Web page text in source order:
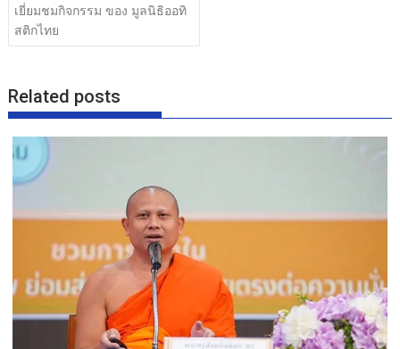
เยี่ยมชมกิจกรรม ของ มูลนิธิออทิ
สติกไทย
Related posts